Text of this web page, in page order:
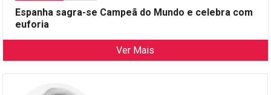
Espanha sagra-se Campeã do Mundo e celebra com
euforia
Ver Mais